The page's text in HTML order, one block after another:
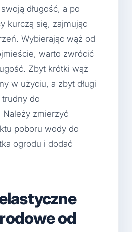
długość, a po
kurczą się, zajmując
Wybierając wąż od
warto zwrócić
Zbyt krótki wąż
w użyciu, a zbyt długi
do
zmierzyć
poboru wody do
ogrodu i dodać
od